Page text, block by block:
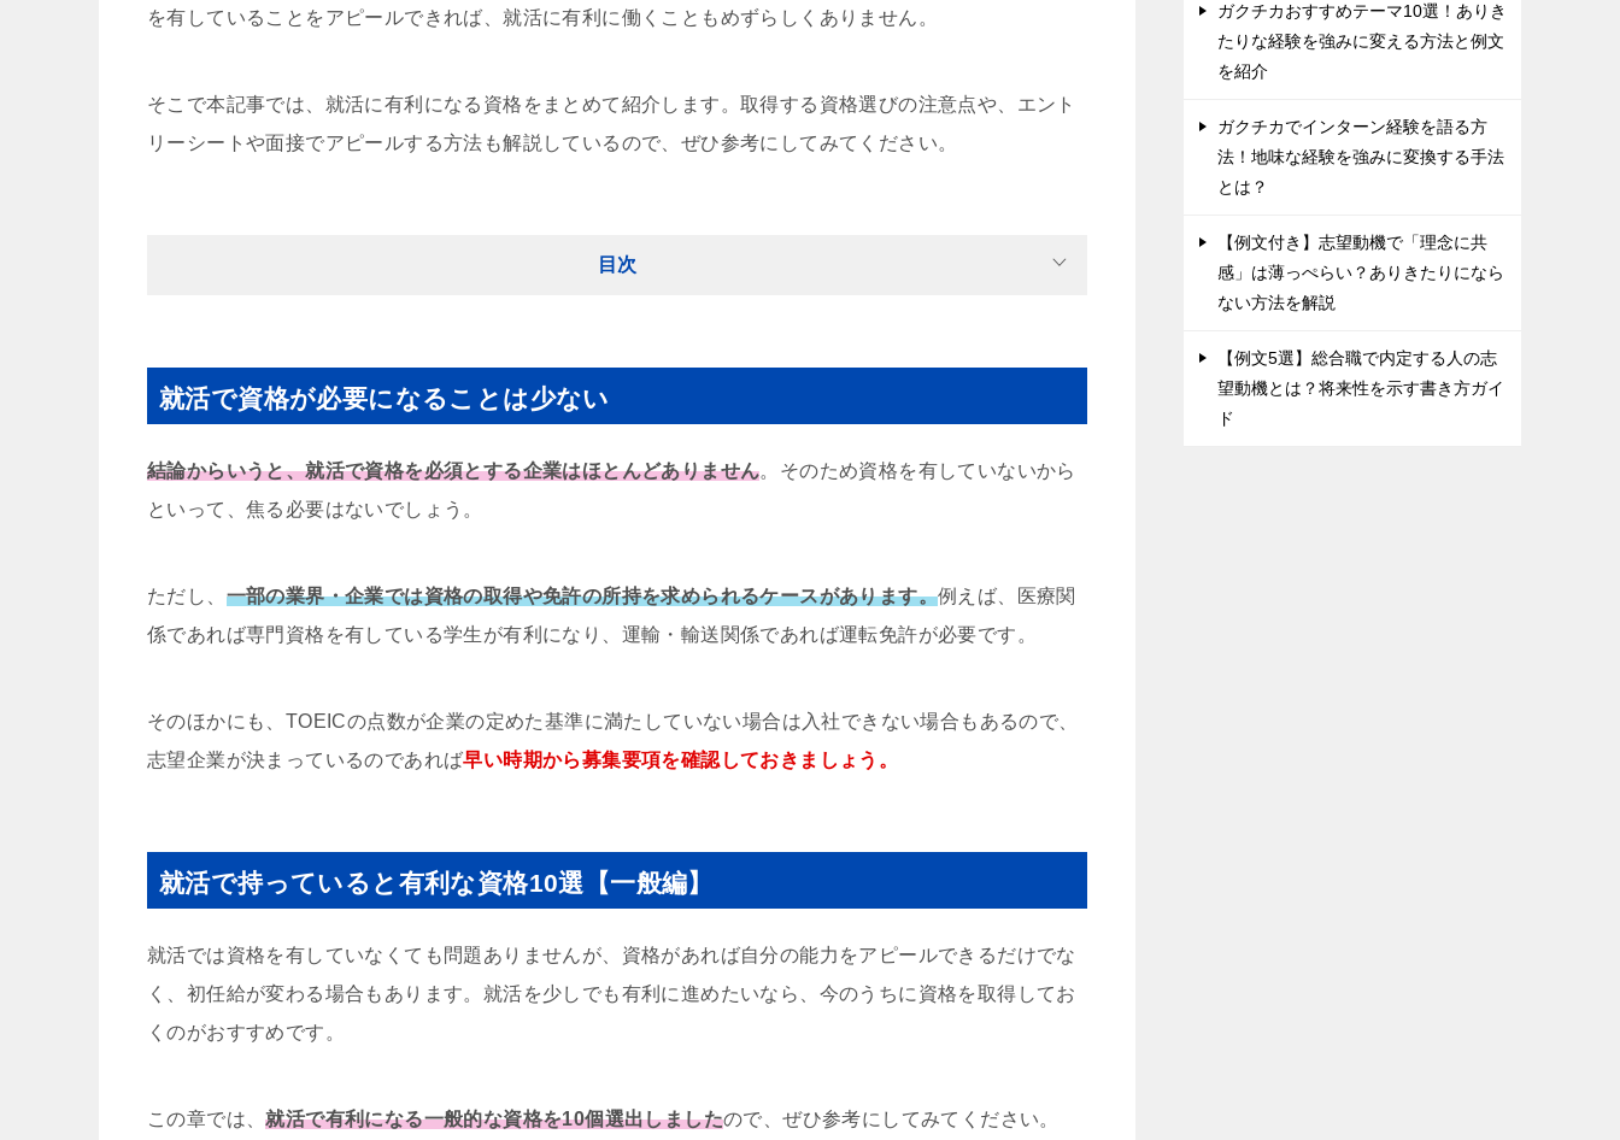
を有していることをアピールできれば、就活に有利に働くこともめずらしくありません。
そこで本記事では、就活に有利になる資格をまとめて紹介します。取得する資格選びの注意点や、エント
リーシートや面接でアピールする方法も解説しているので、ぜひ参考にしてみてください。
目次
就活で資格が必要になることは少ない
結論からいうと、就活で資格を必須とする企業はほとんどありません。そのため資格を有していないから
といって、焦る必要はないでしょう。
ただし、 一部の業界・企業では資格の取得や免許の所持を求められるケースがあります。例えば、医療関
係であれば専門資格を有している学生が有利になり、運輸・輸送関係であれば運転免許が必要です。
そのほかにも、TOEICの点数が企業の定めた基準に満たしていない場合は入社できない場合もあるので、
志望企業が決まっているのであれば早い時期から募集要項を確認しておきましょう。
就活で持っていると有利な資格10選【一般編】
就活では資格を有していなくても問題ありませんが、資格があれば自分の能力をアピールできるだけでな
く、初任給が変わる場合もあります。就活を少しでも有利に進めたいなら、今のうちに資格を取得してお
くのがおすすめです。
この章では、就活で有利になる一般的な資格を10個選出しましたので、ぜひ参考にしてみてください。
ガクチカおすすめテーマ10選！ありき
たりな経験を強みに変える方法と例文
を紹介
ガクチカでインターン経験を語る方
法！地味な経験を強みに変換する手法
とは？
【例文付き】志望動機で「理念に共
感」は薄っぺらい？ありきたりになら
ない方法を解説
【例文5選】総合職で内定する人の志
望動機とは？将来性を示す書き方ガイ
ド